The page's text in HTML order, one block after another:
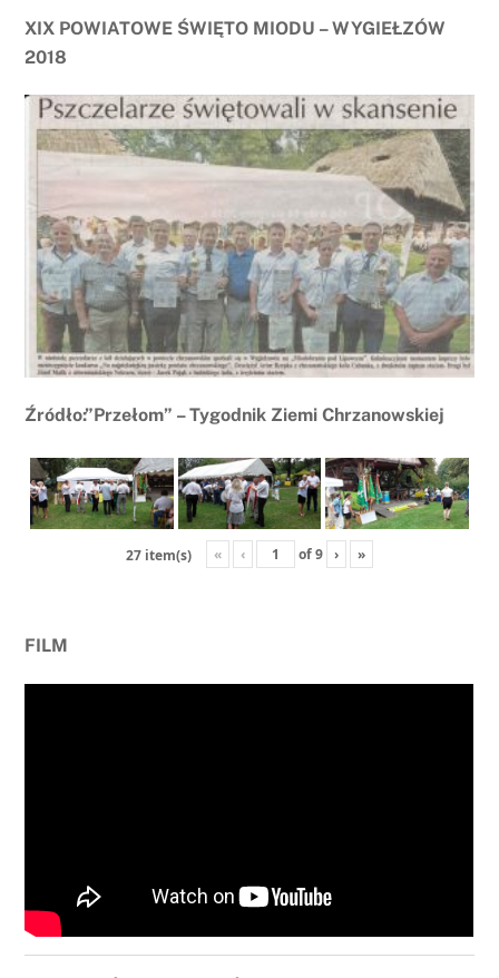
XIX POWIATOWE ŚWIĘTO MIODU – WYGIEŁZÓW
2018
Źródło:”Przełom” – Tygodnik Ziemi Chrzanowskiej
27 item(s) « ‹ of9 › »
FILM